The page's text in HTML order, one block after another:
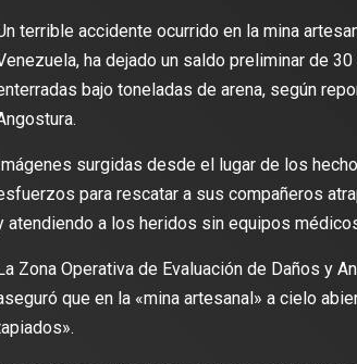
terrible accidente ocurrido en la mina
ha dejado un saldo preliminar de
bajo toneladas de arena, según
surgidas desde el lugar de los
para rescatar a sus compañeros
atendiendo a los heridos sin equipos
Zona Operativa de Evaluación de Daños y
que en la «mina artesanal» a cielo